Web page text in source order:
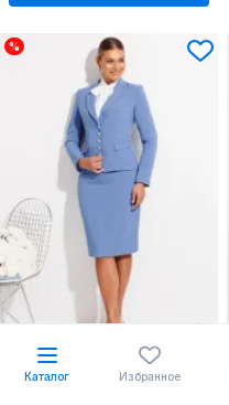
%
-20% ВЫГОДНО
302.31 BYN
377.89
Каталог Избранное